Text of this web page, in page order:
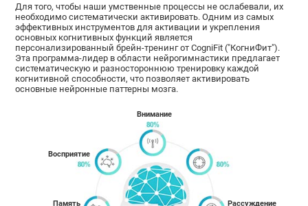
Для того, чтобы наши умственные процессы не ослабевали, их
необходимо систематически активировать. Одним из самых
эффективных инструментов для активации и укрепления
основных когнитивных функций является
персонализированный брейн-тренинг от CogniFit ("КогниФит").
Эта программа-лидер в области нейрогимнастики предлагает
систематическую и разностороннюю тренировку каждой
когнитивной способности, что позволяет активировать
основные нейронные паттерны мозга.
Память
Восприятие
Внимание
Рассуждение